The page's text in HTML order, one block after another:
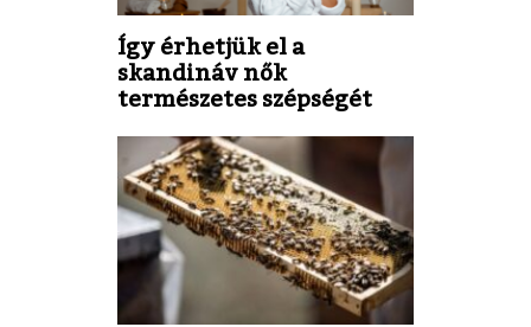
Így érhetjük el a
skandináv nők
természetes szépségét